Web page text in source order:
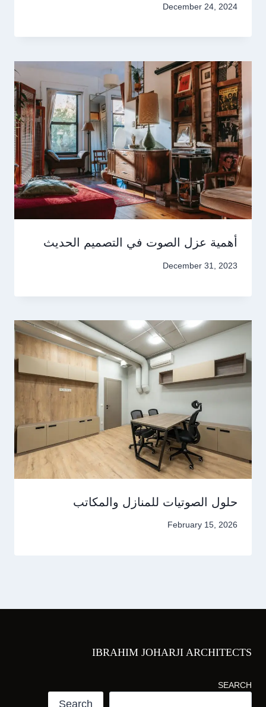
December 24, 2024
أهمية عزل الصوت في التصميم الحديث
December 31, 2023
حلول الصوتيات للمنازل والمكاتب
February 15, 2026
IBRAHIM JOHARJI ARCHITECTS
SEARCH
Search